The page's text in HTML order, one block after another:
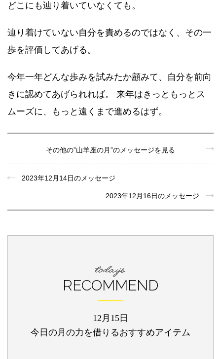
どこにも辿り着いていなくても。
辿り着けていない自分を責めるのではなく、その一
歩を評価してあげる。
今年一年どんな歩みを試みたか顧みて、自分を前向
きに認めてあげられれば。 来年はきっともっとス
ムーズに、もっと遠くまで進めるはず。
その他の”山羊座の月”のメッセージを見る
2023年12月14日のメッセージ
2023年12月16日のメッセージ
RECOMMEND
12月15日
今日の月の力を借りるおすすめアイテム